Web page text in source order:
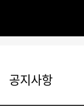
공지사항